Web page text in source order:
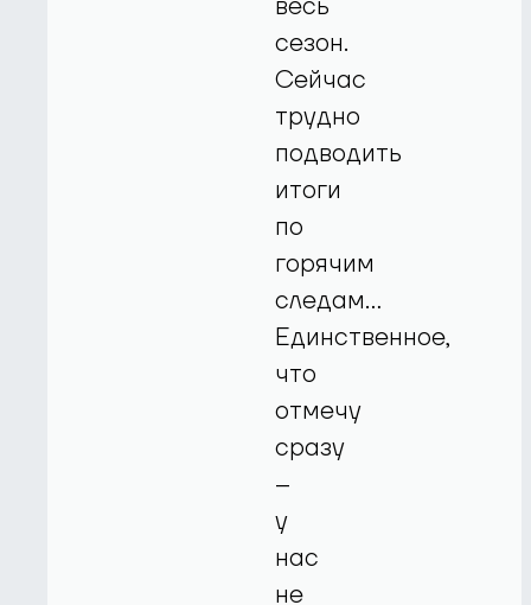
весь
сезон.
Сейчас
трудно
подводить
итоги
по
горячим
следам...
Единственное,
что
отмечу
сразу
–
у
нас
не